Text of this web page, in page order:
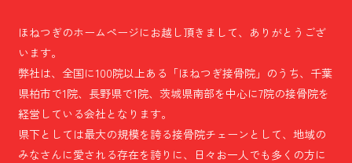
ほねつぎのホームページにお越し頂きまして、ありがとうござ
います。
弊社は、全国に100院以上ある「ほねつぎ接骨院」のうち、千葉
県柏市で1院、長野県で1院、茨城県南部を中心に7院の接骨院を
経営している会社となります。
県下としては最大の規模を誇る接骨院チェーンとして、地域の
みなさんに愛される存在を誇りに、日々お一人でも多くの方に